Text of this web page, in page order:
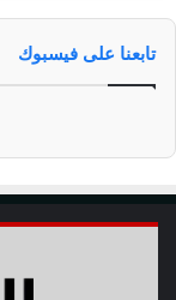
ي
ش
ا
ك
تابعنا على فيسبوك